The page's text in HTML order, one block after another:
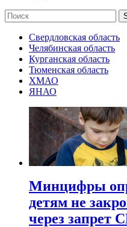
Свердловская область
Челябинская область
Курганская область
Тюменская область
ХМАО
ЯНАО
Минцифры
детям не
через запрет